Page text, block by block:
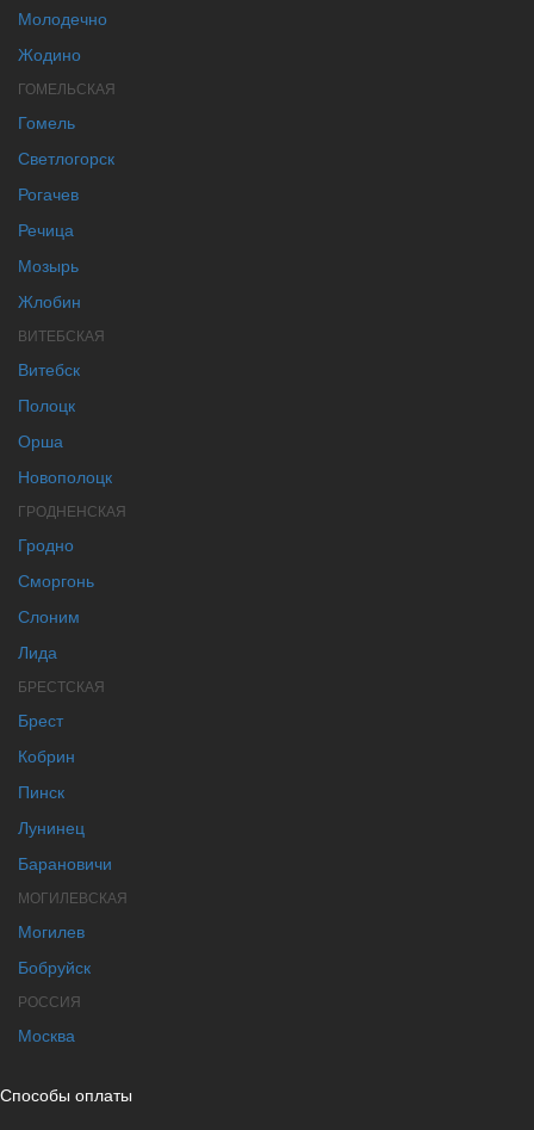
Молодечно
Жодино
ГОМЕЛЬСКАЯ
Гомель
Светлогорск
Рогачев
Речица
Мозырь
Жлобин
ВИТЕБСКАЯ
Витебск
Полоцк
Орша
Новополоцк
ГРОДНЕНСКАЯ
Гродно
Сморгонь
Слоним
Лида
БРЕСТСКАЯ
Брест
Кобрин
Пинск
Лунинец
Барановичи
МОГИЛЕВСКАЯ
Могилев
Бобруйск
РОССИЯ
Москва
Способы оплаты